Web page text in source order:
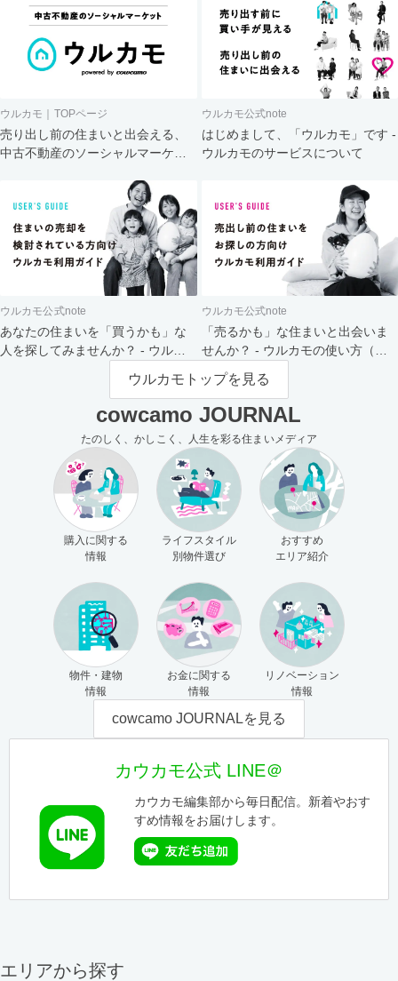
ウルカモ｜TOPページ
売り出し前の住まいと出会える、
中古不動産のソーシャルマーケッ
ウルカモ公式note
はじめまして、「ウルカモ」です -
ウルカモのサービスについて
ウルカモ公式note
あなたの住まいを「買うかも」な
人を探してみませんか？ - ウルカ
ウルカモ公式note
「売るかも」な住まいと出会いま
せんか？ - ウルカモの使い方（買
主さま向け）
ウルカモトップを見る
cowcamo JOURNAL
たのしく、かしこく、人生を彩る住まいメディア
購入に関する
情報
ライフスタイル
別物件選び
おすすめ
エリア紹介
物件・建物
情報
お金に関する
情報
リノベーション
情報
cowcamo JOURNALを見る
カウカモ公式 LINE＠
カウカモ編集部から毎日配信。新着やおす
すめ情報をお届けします。
エリアから探す